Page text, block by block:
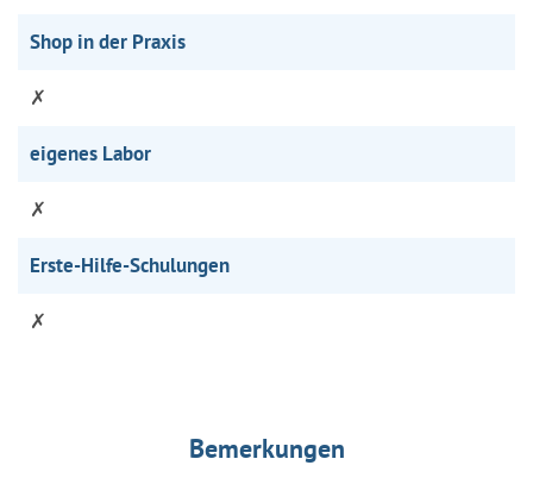
Shop in der Praxis
✗
eigenes Labor
✗
Erste-Hilfe-Schulungen
✗
Bemerkungen